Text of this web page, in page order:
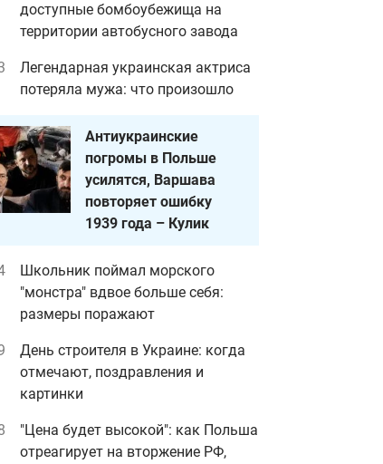
доступные бомбоубежища на
территории автобусного завода
Легендарная украинская актриса
потеряла мужа: что произошло
Антиукраинские
погромы в Польше
усилятся, Варшава
повторяет ошибку
1939 года – Кулик
Школьник поймал морского
"монстра" вдвое больше себя:
размеры поражают
День строителя в Украине: когда
отмечают, поздравления и
картинки
"Цена будет высокой": как Польша
отреагирует на вторжение РФ,